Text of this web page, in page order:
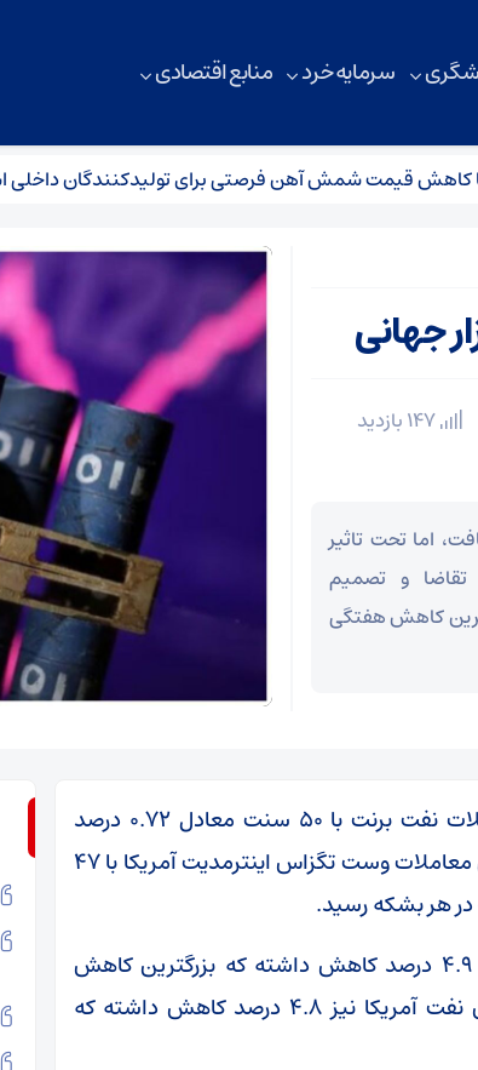
سرمایه خرد منابع اقتصادی
کاهش قیمت شمش آهن فرصتی برای تولیدکنندگان داخلی است؟
جهانی
اما تحت تاثیر
تقاضا و تصمیم
کاهش هفتگی
به گزارش اقتصاد آنلاین به نقل از ایسنا، بهای معاملات نفت برنت با ۵۰ سنت معادل ۰.۷۲ درصد
افزایش، به ۶۹ دلار و ۹۶ سنت در هر بشکه رسید. بهای معاملات وست تگزاس اینترمدیت آمریکا با ۴۷
با این حال، از ابتدای هفته جاری تاکنون، نفت برنت ۴.۹ درصد کاهش داشته که بزرگترین کاهش
هفتگی آن از هفته منتهی به ۱۴ اکتبر است. شاخص نفت آمریکا نیز ۴.۸ درصد کاهش داشته که